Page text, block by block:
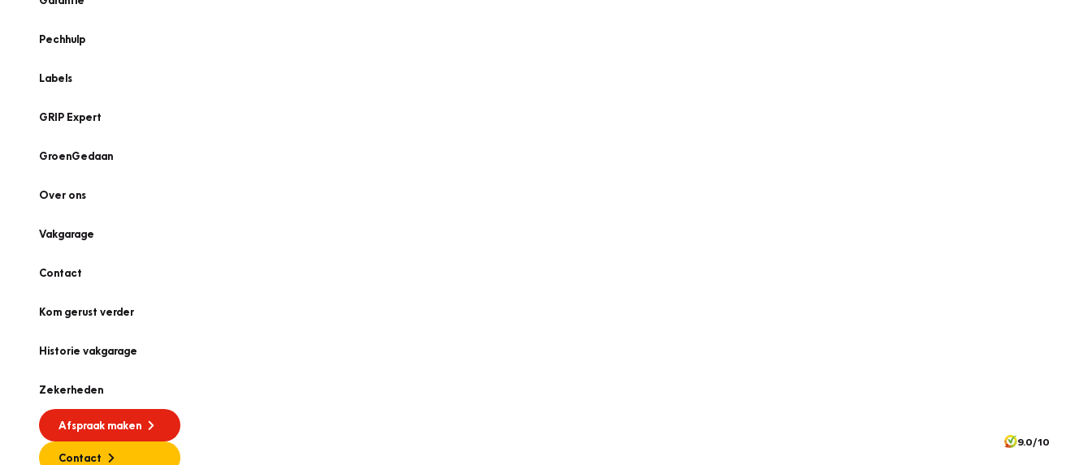
Pechhulp
Labels
GRIP Expert
GroenGedaan
Over ons
Vakgarage
Contact
Kom gerust verder
Historie vakgarage
Zekerheden
Afspraak maken
Contact
9.0/10